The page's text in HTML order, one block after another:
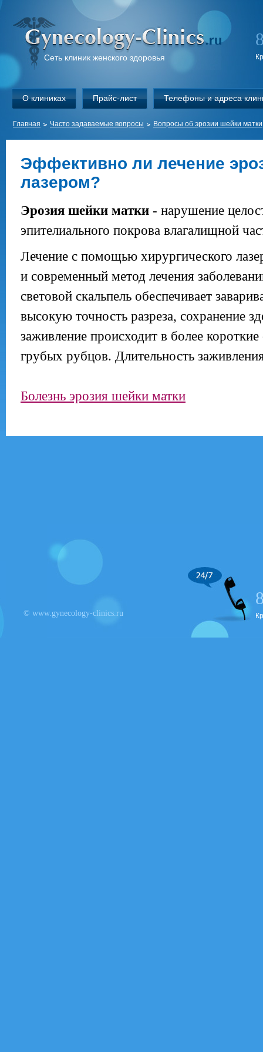
Сеть клиник женского здоровья
О клиниках Прайс-лист Телефоны и адреса
Главная Часто задаваемые вопросы Вопросы об эрозии шейки матки
Эффективно ли лечение
лазером?
Эрозия шейки матки - нарушение
эпителиального покрова влагалищной
Лечение с помощью хирургического
и современный метод лечения
световой скальпель обеспечивает
высокую точность разреза, сохранение
заживление происходит в более
грубых рубцов. Длительность
Болезнь эрозия шейки матки
© www.gynecology-clinics.ru